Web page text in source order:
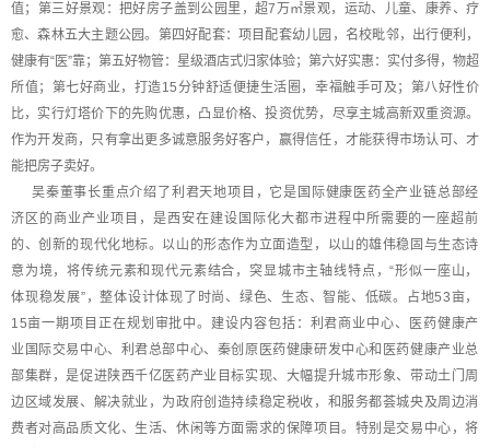
值；第三好景观：把好房子盖到公园里，超7万㎡景观，运动、儿童、康养、疗
愈、森林五大主题公园。第四好配套：项目配套幼儿园，名校毗邻，出行便利，
健康有“医”靠；第五好物管：星级酒店式归家体验；第六好实惠：实付多得，物超
所值；第七好商业，打造15分钟舒适便捷生活圈，幸福触手可及；第八好性价
比，实行灯塔价下的先购优惠，凸显价格、投资优势，尽享主城高新双重资源。
作为开发商，只有拿出更多诚意服务好客户，赢得信任，才能获得市场认可、才
能把房子卖好。
吴秦董事长重点介绍了利君天地项目，它是国际健康医药全产业链总部经
济区的商业产业项目，是西安在建设国际化大都市进程中所需要的一座超前
的、创新的现代化地标。以山的形态作为立面造型，以山的雄伟稳固与生态诗
意为境，将传统元素和现代元素结合，突显城市主轴线特点，“形似一座山，
体现稳发展”，整体设计体现了时尚、绿色、生态、智能、低碳。占地53亩，
15亩一期项目正在规划审批中。建设内容包括：利君商业中心、医药健康产
业国际交易中心、利君总部中心、秦创原医药健康研发中心和医药健康产业总
部集群，是促进陕西千亿医药产业目标实现、大幅提升城市形象、带动土门周
边区域发展、解决就业，为政府创造持续稳定税收，和服务都荟城央及周边消
费者对高品质文化、生活、休闲等方面需求的保障项目。特别是交易中心，将